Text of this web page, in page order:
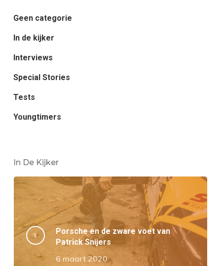
Geen categorie
In de kijker
Interviews
Special Stories
Tests
Youngtimers
In De Kijker
Porsche en de zware voet van
Patrick Snijers
6 maart 2020